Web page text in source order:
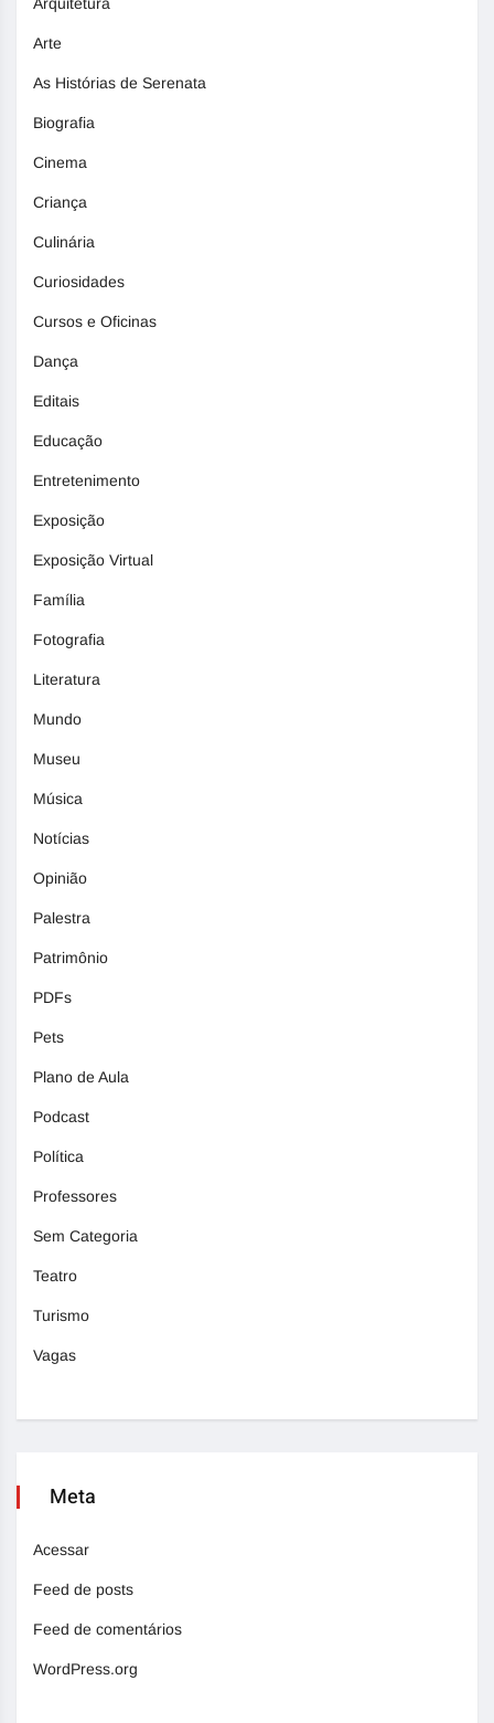
Arte
As Histórias de Serenata
Biografia
Cinema
Criança
Culinária
Curiosidades
Cursos e Oficinas
Dança
Editais
Educação
Entretenimento
Exposição
Exposição Virtual
Família
Fotografia
Literatura
Mundo
Museu
Música
Notícias
Opinião
Palestra
Patrimônio
PDFs
Pets
Plano de Aula
Podcast
Política
Professores
Sem Categoria
Teatro
Turismo
Vagas
Meta
Acessar
Feed de posts
Feed de comentários
WordPress.org